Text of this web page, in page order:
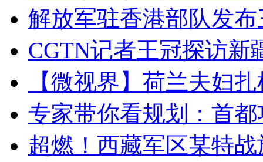
解放军驻香港部队发
CGTN记者王冠探访新
【微视界】荷兰夫妇
专家带你看规划：首
超燃！西藏军区某特